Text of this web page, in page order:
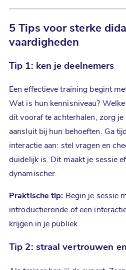
5 Tips voor sterke
vaardigheden
Tip 1: ken je deelnemers
Een effectieve training begint
Wat is hun kennisniveau?
dit vooraf te achterhalen, zorg
aansluit bij hun behoeften. Ga
interactie aan: stel vragen en
duidelijk is. Dit maakt je sessie
dynamischer.
Praktische tip: Begin je sessie
introductieronde of een
krijgen in je publiek.
Tip 2: straal vertrouwen